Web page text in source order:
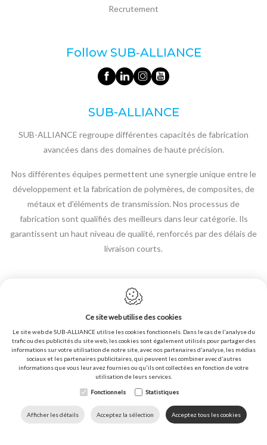
Recrutement
Follow SUB‑ALLIANCE
SUB-ALLIANCE
SUB-ALLIANCE regroupe différentes capacités de fabrication
avancées dans des domaines de haute précision.
Nos différentes équipes permettent une synergie unique entre le
développement et la fabrication de polymères, de composites, de
métaux et d'éléments de transmission. Nos processus de
fabrication sont qualifiés des meilleurs dans leur catégorie. Ils
garantissent un haut niveau de qualité, renforcés par des délais de
livraison courts.
Politique en matière de cookies
Politique de confidentialité
Plan du site
Conditions générales de vente
Conception du site web par IDcreation ©2020
Ce site web utilise des cookies
Le site web de SUB-ALLIANCE utilise les cookies fonctionnels. Dans le cas de l'analyse du
trafic ou des publicités du site web, les cookies sont également utilisés pour partager des
informations sur votre utilisation de notre site, avec nos partenaires d'analyse, les médias
sociaux et les partenaires publicitaires, qui peuvent les combiner avec d'autres
informations que vous leur avez fournies ou qu'ils ont collectées en fonction de votre
utilisation de leurs services.
Fonctionnels Statistiques
Afficher les détails Acceptez la sélection Acceptez tous les cookies
DOWNLOADS LANGUE HOME APPELEZ NOUS